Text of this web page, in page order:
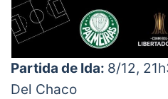
Partida de Ida: 8/12,
Del Chaco